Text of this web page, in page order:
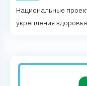
Национальные
укрепления